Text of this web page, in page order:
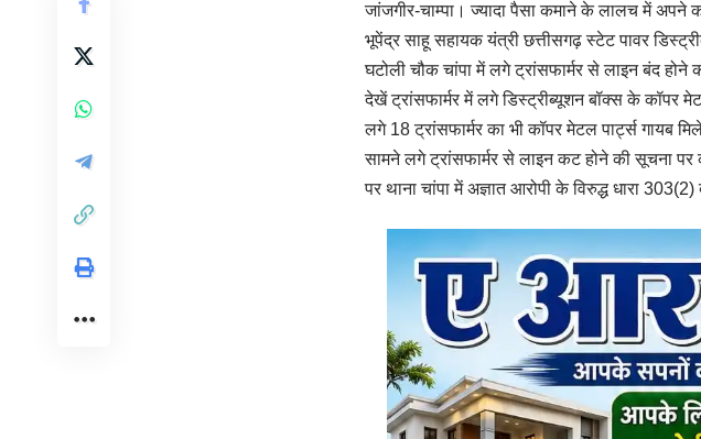
जांजगीर-चाम्पा। ज्यादा पैसा कमाने के लालच में अपने
भूपेंद्र साहू सहायक यंत्री छत्तीसगढ़ स्टेट पावर
घटोली चौक चांपा में लगे ट्रांसफार्मर से लाइन बंद होने
देखें ट्रांसफार्मर में लगे डिस्ट्रीब्यूशन बॉक्स के कॉपर
लगे 18 ट्रांसफार्मर का भी कॉपर मेटल पार्ट्स
सामने लगे ट्रांसफार्मर से लाइन कट होने की सूचना पर
पर थाना चांपा में अज्ञात आरोपी के विरुद्ध धारा